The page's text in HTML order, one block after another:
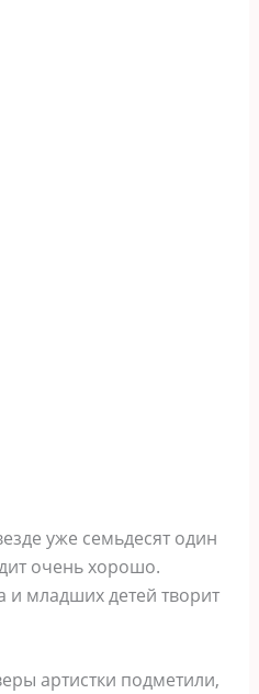
уже семьдесят один
очень хорошо.
и младших детей творит
артистки подметили,